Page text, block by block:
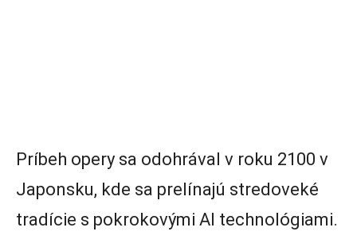
Príbeh opery sa odohrával v roku 2100 v
Japonsku, kde sa prelínajú stredoveké
tradície s pokrokovými AI technológiami.